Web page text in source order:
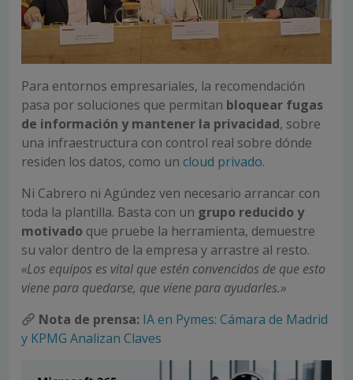
Para entornos empresariales, la recomendación
pasa por soluciones que permitan bloquear fugas
de información y mantener la privacidad, sobre
una infraestructura con control real sobre dónde
residen los datos, como un cloud privado.
Ni Cabrero ni Agúndez ven necesario arrancar con
toda la plantilla. Basta con un grupo reducido y
motivado que pruebe la herramienta, demuestre
su valor dentro de la empresa y arrastre al resto.
«Los equipos es vital que estén convencidos de que esto
viene para quedarse, que viene para ayudarles.»
Nota de prensa: IA en Pymes: Cámara de Madrid
y KPMG Analizan Claves